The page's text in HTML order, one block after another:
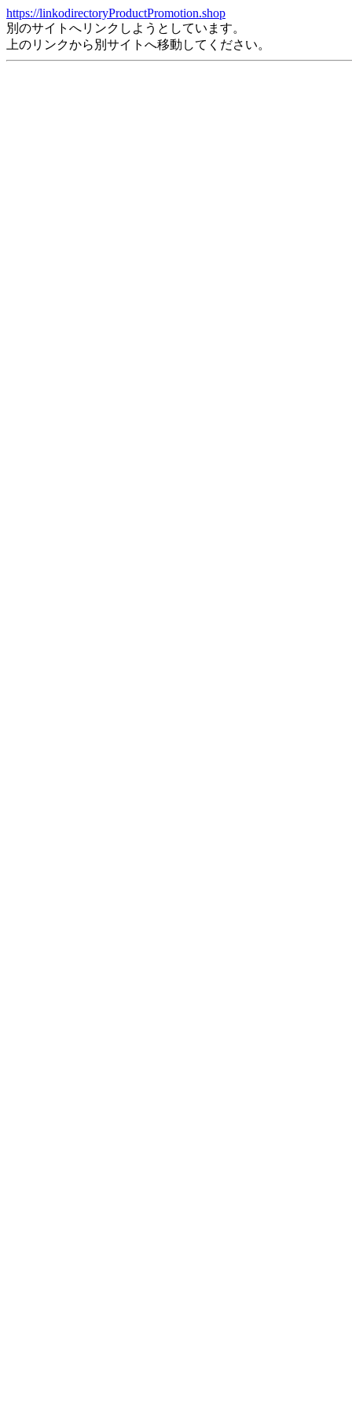
https://linkodirectoryProductPromotion.shop
別のサイトへリンクしようとしています。
上のリンクから別サイトへ移動してください。